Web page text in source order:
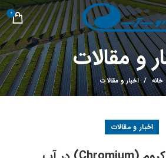
0
و مقالات
خانه اخبار و مقالات
اخبار و مقالات